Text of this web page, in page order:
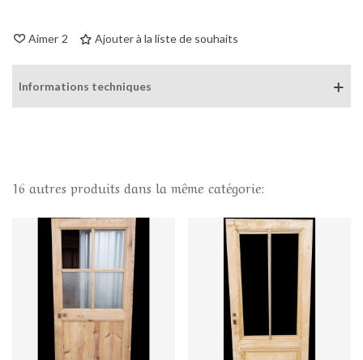
Aimer 2 Ajouter à la liste de souhaits
Informations techniques
16 autres produits dans la même catégorie: